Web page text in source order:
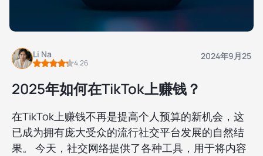
Li Na
4.26
2024年9月25
2025年如何在TikTok上赚钱？
在TikTok上赚钱不再是提高个人预算的新机会，这
已成为拥有庞大受众的流行社交平台发展的自然结
果。 今天，社交网络提供了各种工具，用于将内容